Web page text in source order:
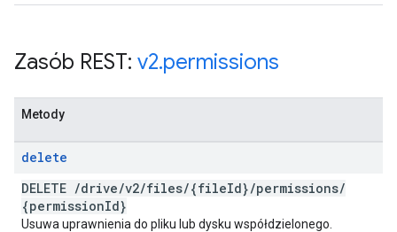
Zasób REST: v2.permissions
Metody
delete
DELETE /drive/v2/files/{fileId}/permissions/
{permissionId}
Usuwa uprawnienia do pliku lub dysku współdzielonego.